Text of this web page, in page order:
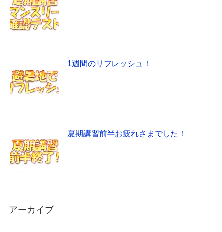
1週間のリフレッシュ！
夏期講習前半お疲れさまでした！
アーカイブ